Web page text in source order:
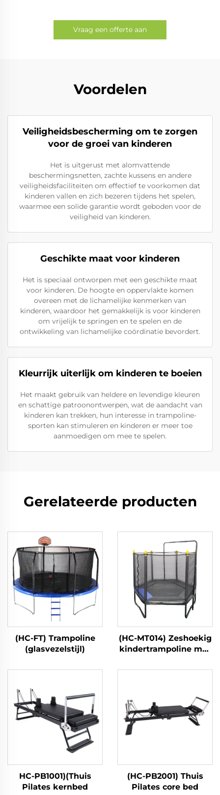
Vraag een offerte aan
Voordelen
Veiligheidsbescherming om te zorgen
voor de groei van kinderen
Het is uitgerust met alomvattende
beschermingsnetten, zachte kussens en andere
veiligheidsfaciliteiten om effectief te voorkomen dat
kinderen vallen en zich bezeren tijdens het spelen,
waarmee een solide garantie wordt geboden voor de
veiligheid van kinderen.
Geschikte maat voor kinderen
Het is speciaal ontworpen met een geschikte maat
voor kinderen. De hoogte en oppervlakte komen
overeen met de lichamelijke kenmerken van
kinderen, waardoor het gemakkelijk is voor kinderen
om vrijelijk te springen en te spelen en de
ontwikkeling van lichamelijke coördinatie bevordert.
Kleurrijk uiterlijk om kinderen te boeien
Het maakt gebruik van heldere en levendige kleuren
en schattige patroonontwerpen, wat de aandacht van
kinderen kan trekken, hun interesse in trampoline-
sporten kan stimuleren en kinderen er meer toe
aanmoedigen om mee te spelen.
Gerelateerde producten
(HC-FT) Trampoline
(glasvezelstijl)
(HC-MT014) Zeshoekig
kindertrampoline met
HC-PB1001)(Thuis
Pilates kernbed
(HC-PB2001) Thuis
Pilates core bed